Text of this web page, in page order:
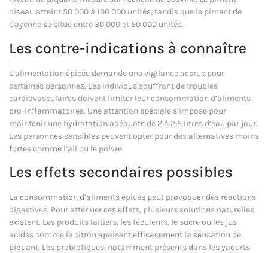
oiseau atteint 50 000 à 100 000 unités, tandis que le piment de
Cayenne se situe entre 30 000 et 50 000 unités.
Les contre-indications à connaître
L’alimentation épicée demande une vigilance accrue pour
certaines personnes. Les individus souffrant de troubles
cardiovasculaires doivent limiter leur consommation d’aliments
pro-inflammatoires. Une attention spéciale s’impose pour
maintenir une hydratation adéquate de 2 à 2,5 litres d’eau par jour.
Les personnes sensibles peuvent opter pour des alternatives moins
fortes comme l’ail ou le poivre.
Les effets secondaires possibles
La consommation d’aliments épicés peut provoquer des réactions
digestives. Pour atténuer ces effets, plusieurs solutions naturelles
existent. Les produits laitiers, les féculents, le sucre ou les jus
acides comme le citron apaisent efficacement la sensation de
piquant. Les probiotiques, notamment présents dans les yaourts